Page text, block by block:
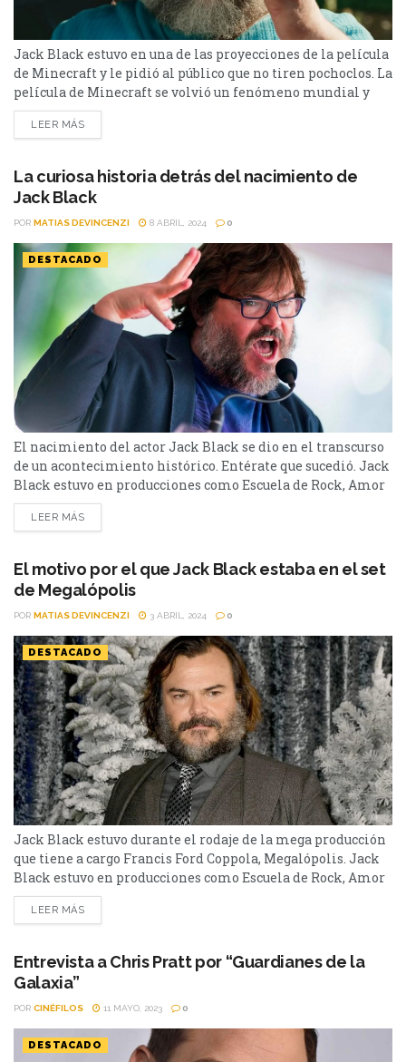
Jack Black estuvo en una de las proyecciones de la película
de Minecraft y le pidió al público que no tiren pochoclos. La
película de Minecraft se volvió un fenómeno mundial y
rompió todas las expectativas de la taquilla. Uno de los
elementos que ayudó a esta inusitada cantidad de
LEER MÁS
La curiosa historia detrás del nacimiento de
Jack Black
POR MATIAS DEVINCENZI 8 ABRIL, 2024 0
DESTACADO
El nacimiento del actor Jack Black se dio en el transcurso
de un acontecimiento histórico. Entérate que sucedió. Jack
Black estuvo en producciones como Escuela de Rock, Amor
ciego, King Kong, Nacho Libre, Tropic Thunder, The
Holiday, Goosebumps, Bernie, Jumanji, Kung Fu Panda y
acontecimiento histórico. Judith Love Cohen, fue...
LEER MÁS
El motivo por el que Jack Black estaba en el set
de Megalópolis
POR MATIAS DEVINCENZI 3 ABRIL, 2024 0
DESTACADO
Jack Black estuvo durante el rodaje de la mega producción
que tiene a cargo Francis Ford Coppola, Megalópolis. Jack
Black estuvo en producciones como Escuela de Rock, Amor
ciego, King Kong, Nacho Libre, Tropic Thunder, The
Holiday, Goosebumps, Bernie, Jumanji, Kung Fu Panda y
Megalópolis, lo nuevo de Coppola. “La película...
LEER MÁS
Entrevista a Chris Pratt por “Guardianes de la
Galaxia”
POR CINÉFILOS 11 MAYO, 2023 0
DESTACADO